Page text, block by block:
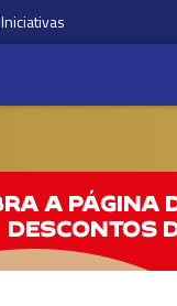
Iniciativas